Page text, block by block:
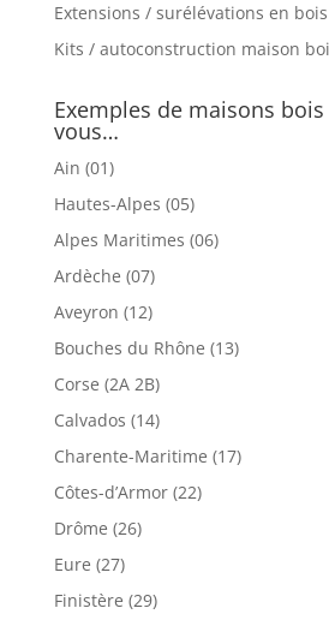
Extensions / surélévations en bois
Kits / autoconstruction maison
Exemples de maisons
vous…
Ain (01)
Hautes-Alpes (05)
Alpes Maritimes (06)
Ardèche (07)
Aveyron (12)
Bouches du Rhône (13)
Corse (2A 2B)
Calvados (14)
Charente-Maritime (17)
Côtes-d’Armor (22)
Drôme (26)
Eure (27)
Finistère (29)